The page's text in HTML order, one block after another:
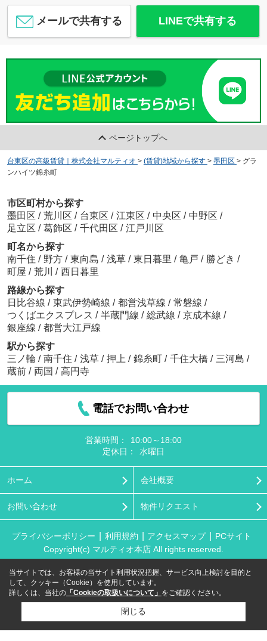
メールで共有する LINEで共有する
ページトップへ
台東区の高級賃貸｜株式会社マルティオ > (賃貸)地域から探す > 墨田区 > グラ
ンハイツ錦糸町
市区町村から探す
墨田区 / 荒川区 / 台東区 / 江東区 / 中央区 / 中野区 /
足立区 / 葛飾区 / 千代田区 / 江戸川区
町名から探す
南千住 / 野方 / 東向島 / 浅草 / 東日暮里 / 亀戸 / 勝どき /
町屋 / 荒川 / 西日暮里
路線から探す
日比谷線 / 東武伊勢崎線 / 都営浅草線 / 常磐線 /
つくばエクスプレス / 半蔵門線 / 総武線 / 京成本線 /
銀座線 / 都営大江戸線
駅から探す
三ノ輪 / 南千住 / 浅草 / 押上 / 錦糸町 / 千住大橋 / 三河島 /
蔵前 / 両国 / 高円寺
電話でお問い合わせ
営業時間：
10:00～18:00
定休日：
水曜日
ホーム 会社概要
お問い合わせ 物件リクエスト
プライバシーポリシー 利用規約 アクセスマップ
PCサイト
Copyright(c) マルティオ本店 All rights reserved.
当サイトでは、お客様の当サイト利用状況把握、サービス向上検討を目的と
して、クッキー（Cookie）を使用しています。
詳しくは、当社の 「Cookieの取扱いについて」 をご確認ください。
閉じる